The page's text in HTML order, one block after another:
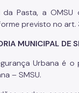
Pasta, a
previsto no
MUNICIPAL DE
Urbana é
– SMSU.